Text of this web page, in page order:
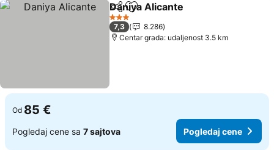
Deli Dodati u favorite
Daniya Alicante
3 Zvezdice
7,3
8.286
Centar grada: udaljenost 3.5 km
Od 85 €
Pogledaj cene sa 7 sajtova Pogledaj cene